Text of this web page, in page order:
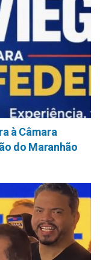
à Câmara
do Maranhão